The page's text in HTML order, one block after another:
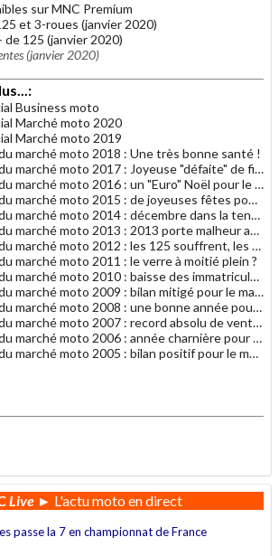
sur MNC Premium
et 3-roues (janvier 2020)
de 125 (janvier 2020)
(janvier 2020)
Business moto
Marché moto 2020
Marché moto 2019
marché moto 2018 : Une très bonne santé !
Bilan annuel du marché moto 2017 : Joyeuse "défaite" de fin d'année
Bilan annuel du marché moto 2016 : un "Euro" Noël pour le marché moto
Bilan annuel du marché moto 2015 : de joyeuses fêtes pour le marché moto
Bilan annuel du marché moto 2014 : décembre dans la tendance générale 2014
Bilan annuel du marché moto 2013 : 2013 porte malheur au marché du motocycle
Bilan annuel du marché moto 2012 : les 125 souffrent, les gros cubes résistent
marché moto 2011 : le verre à moitié plein ?
Bilan annuel du marché moto 2010 : baisse des immatriculations en 2010
Bilan annuel du marché moto 2009 : bilan mitigé pour le marché français de la moto
Bilan annuel du marché moto 2008 : une bonne année pour le motocycle en France
Bilan annuel du marché moto 2007 : record absolu de ventes de motocycles en France !
Bilan annuel du marché moto 2006 : année charnière pour les deux-roues en France ?
Bilan annuel du marché moto 2005 : bilan positif pour le marché de la moto
Live► L'actu moto en direct
passe la 7 en championnat de France